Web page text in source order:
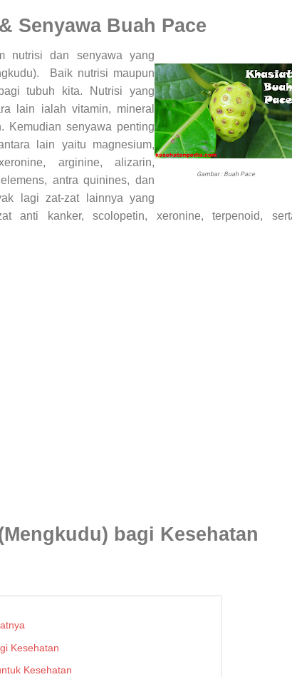
Senyawa Buah Pace
Gambar : Buah Pace
nutrisi dan senyawa yang
Baik nutrisi maupun
tubuh kita. Nutrisi yang
lain ialah vitamin, mineral
Kemudian senyawa penting
lain yaitu magnesium,
arginine, alizarin,
antra quinines, dan
lagi zat-zat lainnya yang
anti kanker, scolopetin, xeronine, terpenoid,
bagi Kesehatan
Kesehatan
Kesehatan